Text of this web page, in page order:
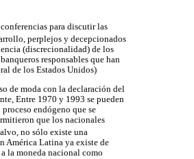
para discutir las
perplejos y decepcionados
(discrecionalidad) de los
responsables que han
de los Estados Unidos)
de moda con la declaración del
Entre 1970 y 1993 se pueden
endógeno que se
que los nacionales
no sólo existe una
América Latina ya existe de
la moneda nacional como